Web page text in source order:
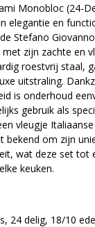
Monobloc (24-
elegantie en
Stefano
zijn zachte en
roestvrij staal,
uitstraling.
is onderhoud
gebruik als
vleugje
bekend om zijn
wat deze set tot
keuken.
24 delig, 18/10